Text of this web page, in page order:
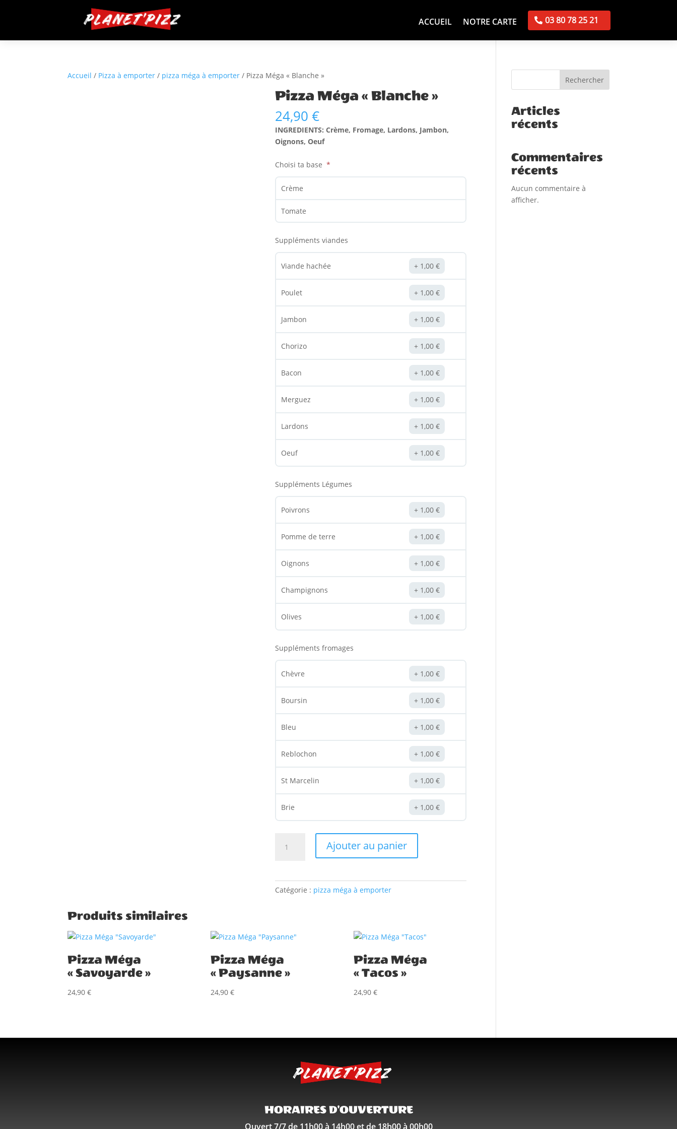
ACCUEIL NOTRE CARTE 03 80 78 25 21
Accueil / Pizza à emporter / pizza méga à emporter / Pizza Méga « Blanche »
Pizza Méga « Blanche »
24,90€
INGREDIENTS: Crème, Fromage, Lardons, Jambon,
Oignons, Oeuf
Choisi ta base
Crème
Tomate
Suppléments viandes
Viande hachée 1,00€
Poulet 1,00€
Jambon 1,00€
Chorizo 1,00€
Bacon 1,00€
Merguez 1,00€
Lardons 1,00€
Oeuf 1,00€
Suppléments Légumes
Poivrons 1,00€
Pomme de terre 1,00€
Oignons 1,00€
Champignons 1,00€
Olives 1,00€
Suppléments fromages
Chèvre 1,00€
Boursin 1,00€
Bleu 1,00€
Reblochon 1,00€
St Marcelin 1,00€
Brie 1,00€
"Blanche"
Ajouter au panier
Catégorie : pizza méga à emporter
Produits similaires
Pizza Méga
« Savoyarde »
24,90€
Pizza Méga
« Paysanne »
24,90 €
Pizza Méga
« Tacos »
24,90 €
Rechercher
Articles
récents
Commentaires
récents
Aucun commentaire à
afficher.
HORAIRES D'OUVERTURE
Ouvert 7/7 de 11h00 à 14h00 et de 18h00 à 00h00